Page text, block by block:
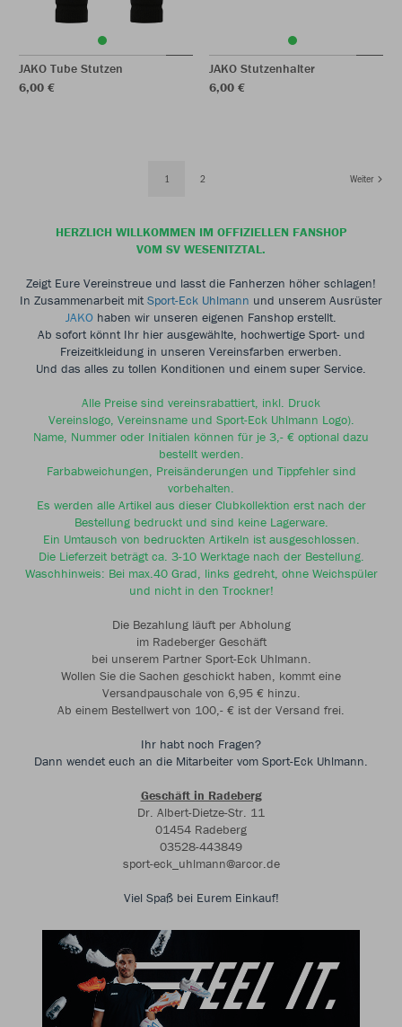
JAKO Tube Stutzen
6,00 €
JAKO Stutzenhalter
6,00 €
1 2 Weiter
HERZLICH WILLKOMMEN IM OFFIZIELLEN FANSHOP
VOM SV WESENITZTAL.
Zeigt Eure Vereinstreue und lasst die Fanherzen höher schlagen!
In Zusammenarbeit mitSport-Eck Uhlmann und unserem Ausrüster
JAKO haben wir unseren eigenen Fanshop erstellt.
Ab sofort könnt Ihr hier ausgewählte, hochwertige Sport- und
Freizeitkleidung in unseren Vereinsfarben erwerben.
Und das alles zu tollen Konditionen und einem super Service.
Alle Preise sind vereinsrabattiert, inkl. Druck
Vereinslogo, Vereinsname und Sport-Eck Uhlmann Logo).
Name, Nummer oder Initialen können für je 3,- € optional dazu
bestellt werden.
Farbabweichungen, Preisänderungen und Tippfehler sind
vorbehalten.
Es werden alle Artikel aus dieser Clubkollektion erst nach der
Bestellung bedruckt und sind keine Lagerware.
Ein Umtausch von bedruckten Artikeln ist ausgeschlossen.
Die Lieferzeit beträgt ca. 3-10 Werktage nach der Bestellung.
Waschhinweis: Bei max.40 Grad, links gedreht, ohne Weichspüler
und nicht in den Trockner!
Die Bezahlung läuft per Abholung
im Radeberger Geschäft
bei unserem Partner Sport-Eck Uhlmann.
Wollen Sie die Sachen geschickt haben, kommt eine
Versandpauschale von 6,95 € hinzu.
Ab einem Bestellwert von 100,- € ist der Versand frei.
Ihr habt noch Fragen?
Dann wendet euch an die Mitarbeiter vom Sport-Eck Uhlmann.
Geschäft in Radeberg
Dr. Albert-Dietze-Str. 11
01454 Radeberg
03528-443849
sport-eck_uhlmann@arcor.de
Viel Spaß bei Eurem Einkauf!